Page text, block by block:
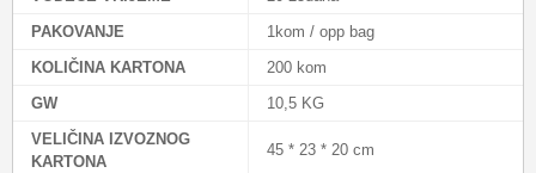
PAKOVANJE
1kom / opp bag
KOLIČINA KARTONA
200 kom
GW
10,5 KG
VELIČINA IZVOZNOG
KARTONA
45 * 23 * 20 cm